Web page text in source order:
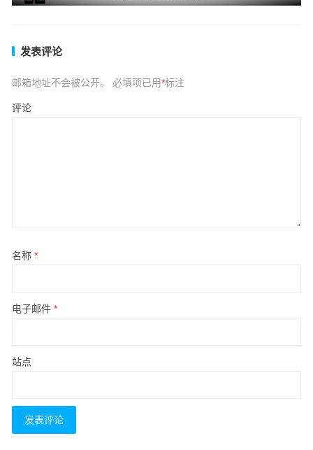
发表评论
邮箱地址不会被公开。 必填项已用*标注
评论
名称 *
电子邮件 *
站点